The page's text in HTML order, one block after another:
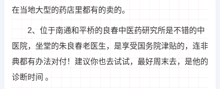
在当地大型的药店里都有的卖的。
2、位于南通和平桥的良春中医药研究所是不错的中
医院，坐堂的朱良春老医生，是享受国务院津贴的，连非
典都有办法对付！建议你也去试试，最好周末去，是他的
诊断时间 。